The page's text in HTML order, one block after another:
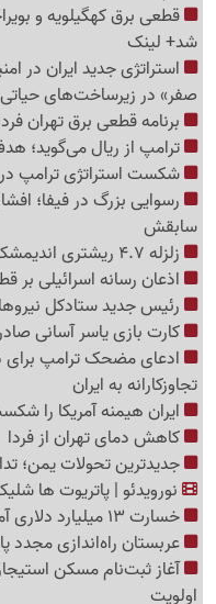
شد+ لینک
استراتژی جدید ایران در
صفر» در زیرساخت‌های حیاتی
برنامه قطعی برق تهران فردا سه شنبه
ترامپ از ریال می‌گوید؛
شکست استراتژی ترامپ در
رسوایی بزرگ در فیفا؛
سابقش
زلزله 4.7 ریشتری اندیمشک، شهرهای شمال خوزستان را لرزاند
اذعان رسانه اسرائیلی بر
رئیس جدید ستادکل
کارت بازی یاسر آسانی
ادعای مضحک ترامپ
تجاوزکارانه به ایران
ایران هیمنه آمریکا را
کاهش دمای تهران از فردا
جدیدترین تحولات یمن؛
نورویدئو | پاتریوت ها
خسارت 13 میلیارد دلاری آمریکا در جنگ علیه ایران
عربستان راه‌اندازی مجدد
اولویت